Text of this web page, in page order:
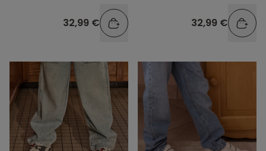
32,99 € 32,99 €